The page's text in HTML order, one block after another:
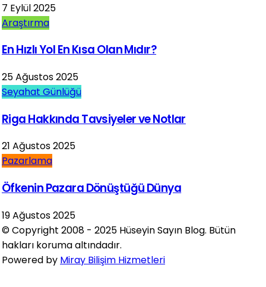
7 Eylül 2025
Araştırma
En Hızlı Yol En Kısa Olan Mıdır?
25 Ağustos 2025
Seyahat Günlüğü
Riga Hakkında Tavsiyeler ve Notlar
21 Ağustos 2025
Pazarlama
Öfkenin Pazara Dönüştüğü Dünya
19 Ağustos 2025
© Copyright 2008 - 2025 Hüseyin Sayın Blog. Bütün
hakları koruma altındadır.
Powered by Miray Bilişim Hizmetleri